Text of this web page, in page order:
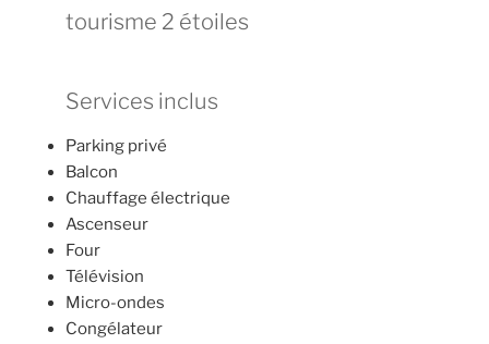
tourisme 2 étoiles
Services inclus
Parking privé
Balcon
Chauffage électrique
Ascenseur
Four
Télévision
Micro-ondes
Congélateur